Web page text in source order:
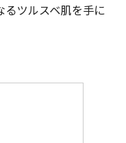
るツルスベ肌を手に